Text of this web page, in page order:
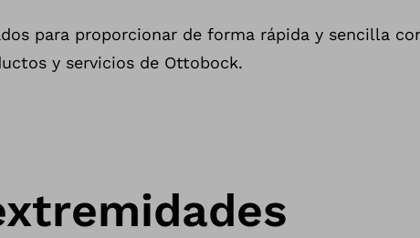
para proporcionar de forma rápida y sencilla
y servicios de Ottobock.